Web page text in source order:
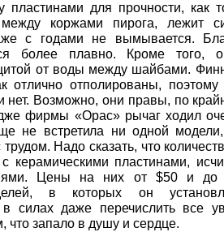
для прочности, как
коржами пирога, лежит
с годами не вымывается.
более плавно. Кроме того,
от воды между шайбами.
отлично отполированы,
нет. Возможно, они правы, по
фирмы «Орас» рычаг ходил
не встретила ни одной
Надо сказать, что
керамическими пластинами,
Цены на них от $50 и до
в которых он
силах даже перечислить все
что запало в душу и сердце.